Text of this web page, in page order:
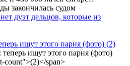
дуэт дельцов, которые из
ищут этого парня (фото) (2)